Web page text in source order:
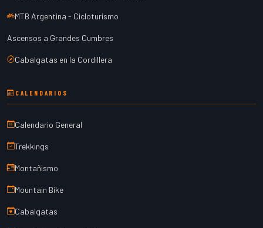
MTB Argentina - Cicloturismo
Ascensos a Grandes Cumbres
Cabalgatas en la Cordillera
CALENDARIOS
Calendario General
Trekkings
Montañismo
Mountain Bike
Cabalgatas